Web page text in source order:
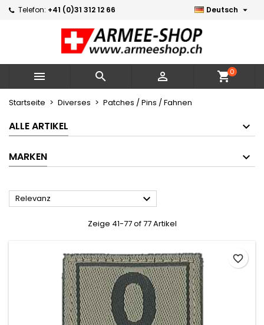
Telefon: +41 (0)31 312 12 66 Deutsch 
   shopping_cart0
Startseite Diverses Patches / Pins / Fahnen
ALLE ARTIKEL
MARKEN
Relevanz 
Zeige 41-77 of 77 Artikel
favorite_border
×
Neue Liste erstellen
×
((confirmMessage))
((cancelText)) ((modalDeleteText))
×
Name der Wunschliste
×
Sie müssen angemeldet sein, um Artikel Ihrer
Wunschliste hinzufügen zu können.
Abbrechen Anmelden